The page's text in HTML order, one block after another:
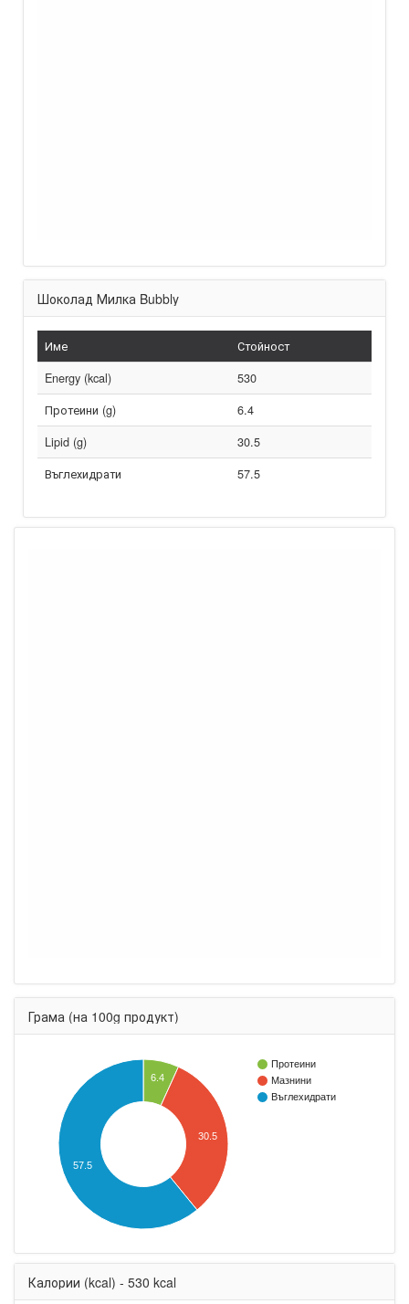
Шоколад Милка Bubbly
Име
Стойност
Energy (kcal)
530
Протеини (g)
6.4
Lipid (g)
30.5
Въглехидрати
57.5
Грама (на 100g продукт)
Протеини
Мазнини
Въглехидрати
6.4
30.5
57.5
Калории (kcal) - 530 kcal